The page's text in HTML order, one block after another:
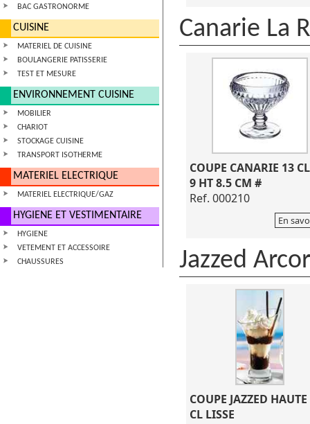
BAC GASTRONORME
CUISINE
MATERIEL DE CUISINE
BOULANGERIE PATISSERIE
TEST ET MESURE
ENVIRONNEMENT CUISINE
MOBILIER
CHARIOT
STOCKAGE CUISINE
TRANSPORT ISOTHERME
MATERIEL ELECTRIQUE
MATERIEL ELECTRIQUE/GAZ
HYGIENE ET VESTIMENTAIRE
HYGIENE
VETEMENT ET ACCESSOIRE
CHAUSSURES
Canarie La
COUPE CANARIE 13
9 HT 8.5 CM #
Ref. 000210
En
Jazzed
COUPE JAZZED
CL LISSE